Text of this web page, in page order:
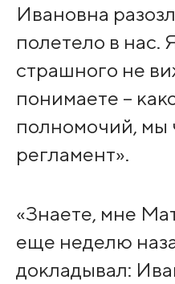
Ивановна
полетело в нас.
страшного не
понимаете –
полномочий, мы
регламент».
«Знаете, мне
еще неделю
докладывал: